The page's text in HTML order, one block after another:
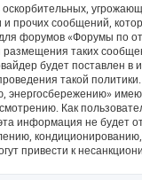
прочих сообщений,
для форумов «Форумы по
таких
будет поставлен в
такой
Как
информация не будет
привести к